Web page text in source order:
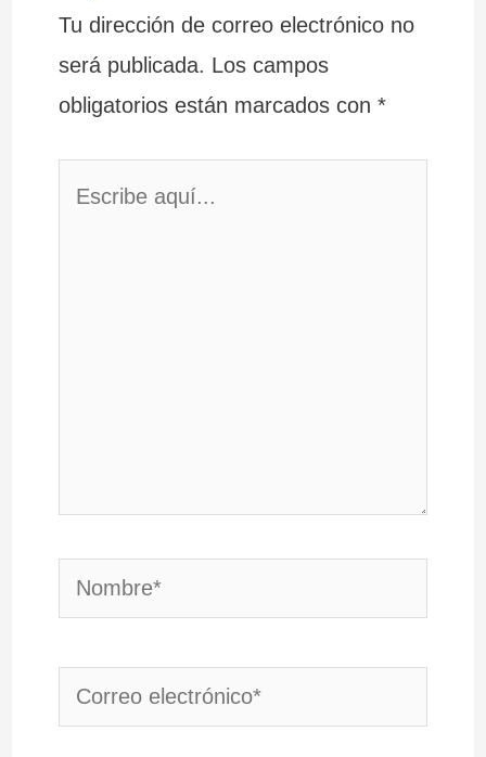
Tu dirección de correo electrónico no
será publicada. Los campos
obligatorios están marcados con *
Nombre*
Correo
electrónico*